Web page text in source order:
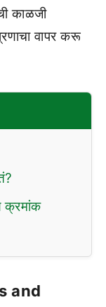
काळजी
वापर करू
क्रमांक
and